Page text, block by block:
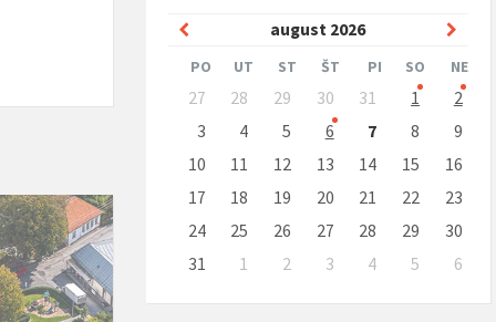
august 2026
Predchádzajúci
mesiac
PO UT ST ŠT PI SO NE
Preskočit
kalendárne
27 28 29 30 31 1
2
3
4 5 6 7 8
9
10
11 12 13 14 15
16
17
18 19 20 21 22
23
24
25 26 27 28 29
30
31
1 2 3 4 5
6
na